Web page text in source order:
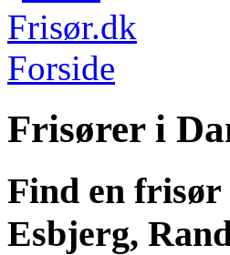
Frisører i
Find en frisør
Esbjerg,